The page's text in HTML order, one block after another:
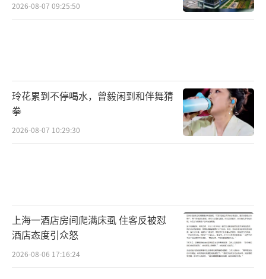
2026-08-07 09:25:50
玲花累到不停喝水，曾毅闲到和伴舞猜
拳
2026-08-07 10:29:30
上海一酒店房间爬满床虱 住客反被怼
酒店态度引众怒
2026-08-06 17:16:24